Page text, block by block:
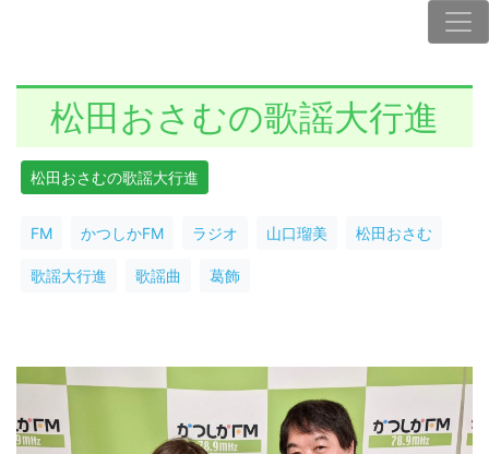
松田おさむの歌謡大行進
松田おさむの歌謡大行進
FM かつしかFM ラジオ 山口瑠美 松田おさむ
歌謡大行進 歌謡曲 葛飾